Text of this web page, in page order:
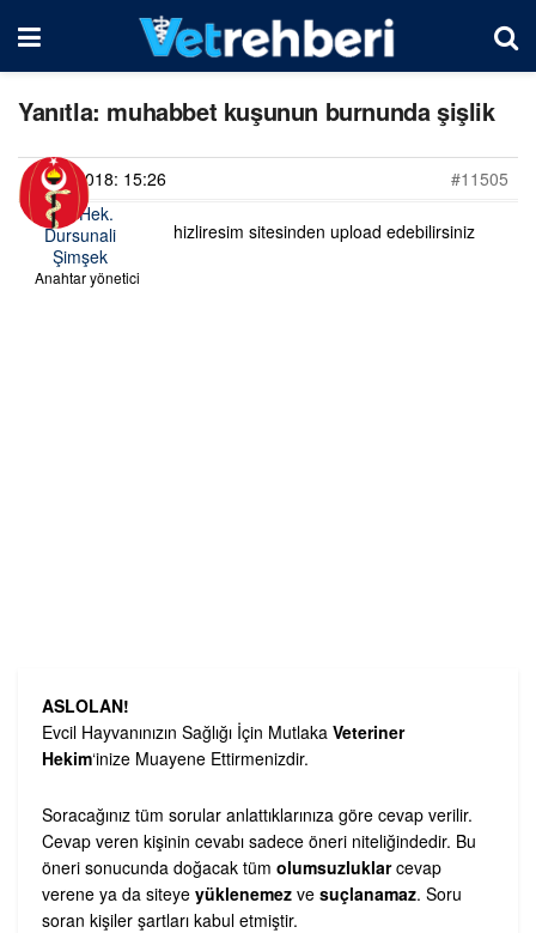
Yanıtla: muhabbet kuşunun burnunda şişlik
04/07/2018: 15:26
#11505
Vet. Hek.
Dursunali
Şimşek
Anahtar yönetici
hizliresim sitesinden upload edebilirsiniz
ASLOLAN!
Evcil Hayvanınızın Sağlığı İçin Mutlaka Veteriner
Hekim‘inize Muayene Ettirmenizdir.
Soracağınız tüm sorular anlattıklarınıza göre cevap verilir.
Cevap veren kişinin cevabı sadece öneri niteliğindedir. Bu
öneri sonucunda doğacak tüm olumsuzluklarcevap
verene ya da siteye yüklenemez ve suçlanamaz. Soru
soran kişiler şartları kabul etmiştir.